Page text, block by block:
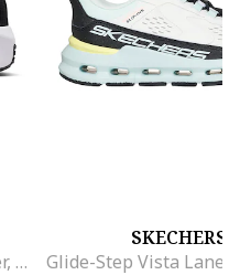
Metro Tek tépőzáras sneaker, Fekete/Sötétszürke
SKECHERS